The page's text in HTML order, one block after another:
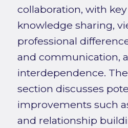
collaboration, with
knowledge sharing,
professional
and communication,
interdependence.
section discusses
improvements such
and relationship